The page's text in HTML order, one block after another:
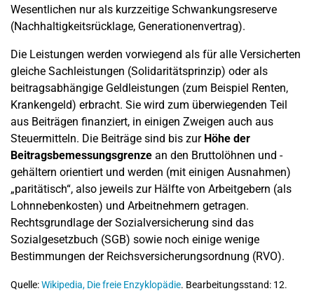
Wesentlichen nur als kurzzeitige Schwankungsreserve
(Nachhaltigkeitsrücklage, Generationenvertrag).
Die Leistungen werden vorwiegend als für alle Versicherten
gleiche Sachleistungen (Solidaritätsprinzip) oder als
beitragsabhängige Geldleistungen (zum Beispiel Renten,
Krankengeld) erbracht. Sie wird zum überwiegenden Teil
aus Beiträgen finanziert, in einigen Zweigen auch aus
Steuermitteln. Die Beiträge sind bis zur Höhe der
Beitragsbemessungsgrenze an den Bruttolöhnen und -
gehältern orientiert und werden (mit einigen Ausnahmen)
„paritätisch“, also jeweils zur Hälfte von Arbeitgebern (als
Lohnnebenkosten) und Arbeitnehmern getragen.
Rechtsgrundlage der Sozialversicherung sind das
Sozialgesetzbuch (SGB) sowie noch einige wenige
Bestimmungen der Reichsversicherungsordnung (RVO).
Quelle:Wikipedia, Die freie Enzyklopädie. Bearbeitungsstand: 12.